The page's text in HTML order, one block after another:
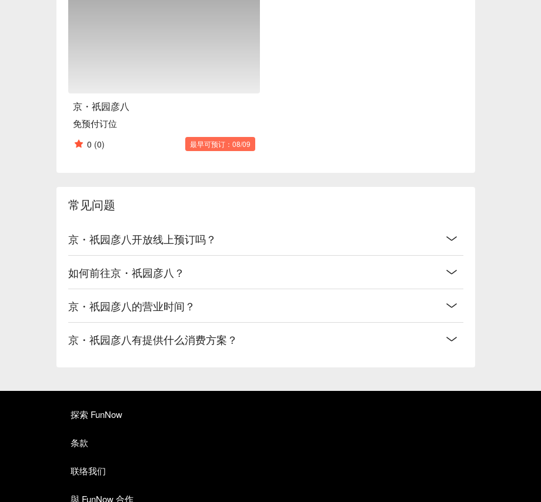
京・祇园彦八
免预付订位
0 (0) 最早可预订：08/09
常见问题
京・祇园彦八开放线上预订吗？
如何前往京・祇园彦八？
京・祇园彦八的营业时间？
京・祇园彦八有提供什么消费方案？
探索 FunNow
条款
联络我们
與 FunNow 合作